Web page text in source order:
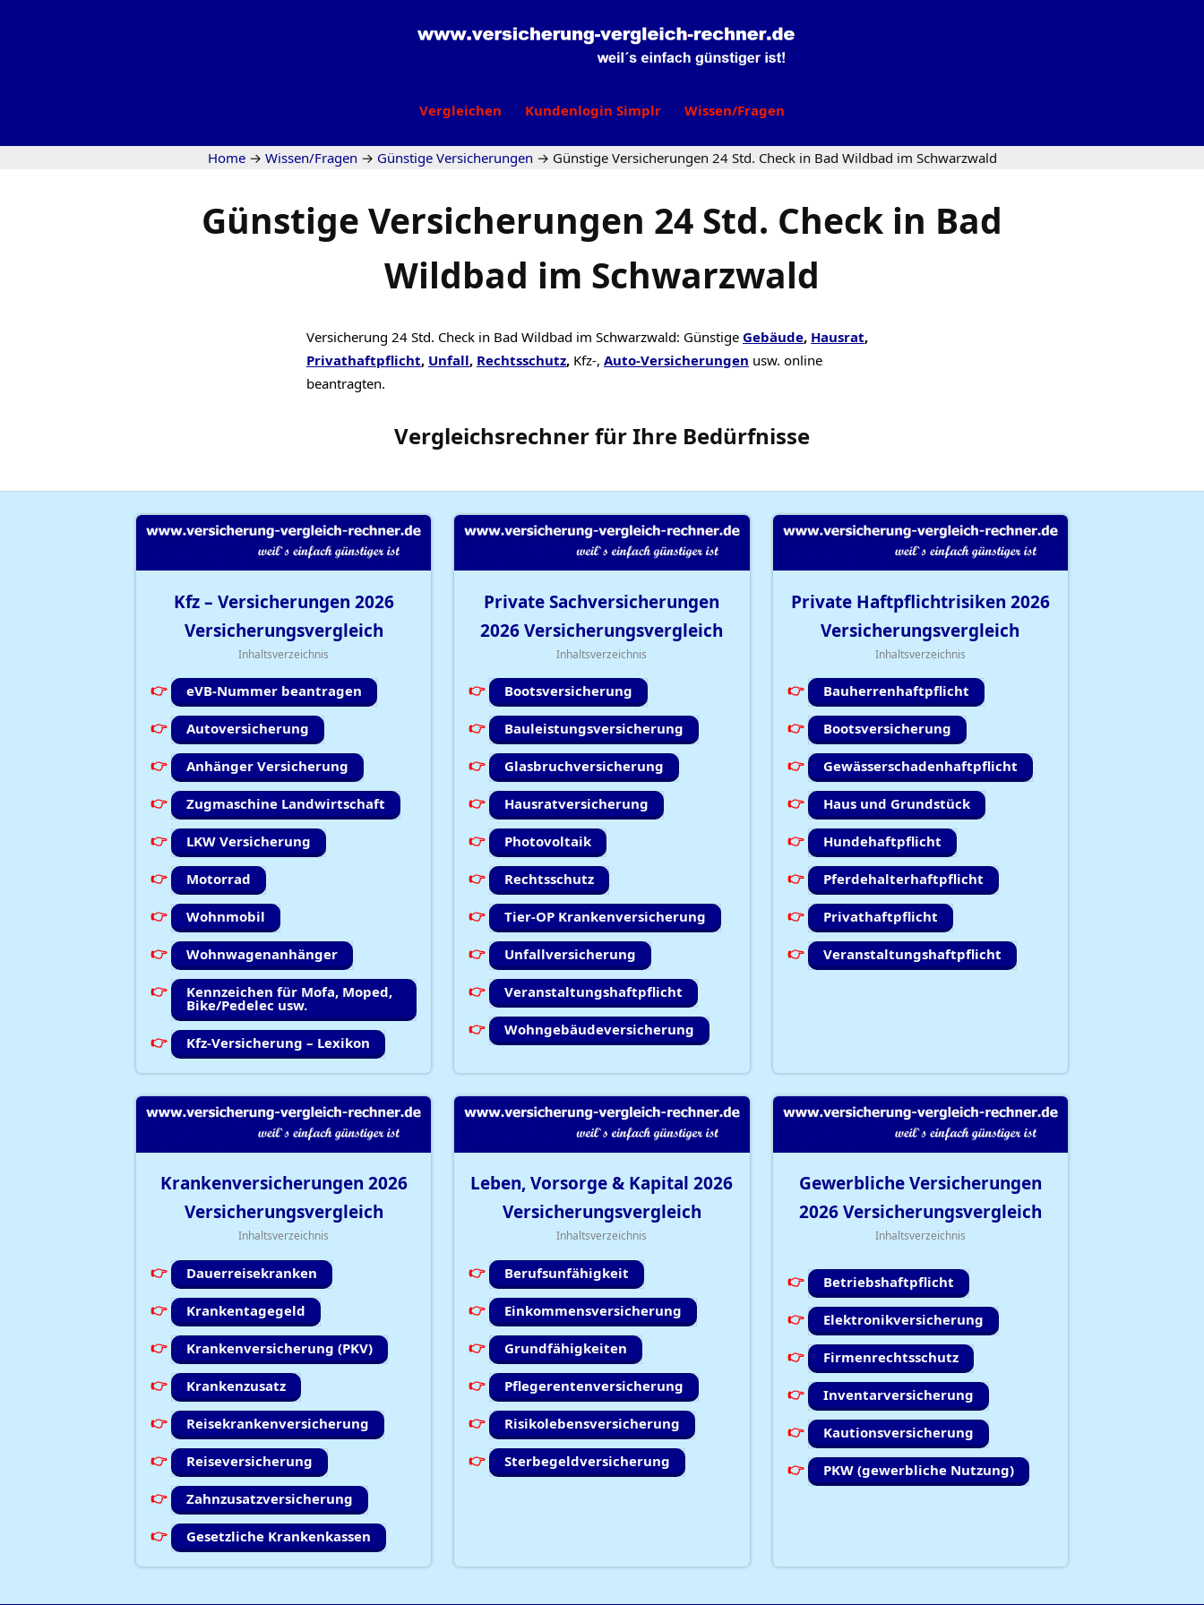
Vergleichen Kundenlogin Simplr Wissen/Fragen
Home → Wissen/Fragen → Günstige Versicherungen → Günstige Versicherungen 24 Std. Check in Bad Wildbad im Schwarzwald
Günstige Versicherungen 24 Std. Check in Bad
Wildbad im Schwarzwald
Versicherung 24 Std. Check in Bad Wildbad im Schwarzwald: Günstige Gebäude, Hausrat,
Privathaftpflicht, Unfall, Rechtsschutz, Kfz-, Auto-Versicherungen usw. online
beantragten.
Vergleichsrechnerfür Ihre Bedürfnisse
Kfz – Versicherungen 2026
Versicherungsvergleich
Inhaltsverzeichnis
eVB-Nummer beantragen
Autoversicherung
Anhänger Versicherung
Zugmaschine Landwirtschaft
LKW Versicherung
Motorrad
Wohnmobil
Wohnwagenanhänger
Kennzeichen für Mofa, Moped,
Bike/Pedelec usw.
Kfz-Versicherung – Lexikon
Private Sachversicherungen
2026Versicherungsvergleich
Inhaltsverzeichnis
Bootsversicherung
Bauleistungsversicherung
Glasbruchversicherung
Hausratversicherung
Photovoltaik
Rechtsschutz
Tier-OP Krankenversicherung
Unfallversicherung
Veranstaltungshaftpflicht
Wohngebäudeversicherung
Private Haftpflichtrisiken 2026
Versicherungsvergleich
Inhaltsverzeichnis
Bauherrenhaftpflicht
Bootsversicherung
Gewässerschadenhaftpflicht
Haus und Grundstück
Hundehaftpflicht
Pferdehalterhaftpflicht
Privathaftpflicht
Veranstaltungshaftpflicht
Krankenversicherungen 2026
Versicherungsvergleich
Inhaltsverzeichnis
Dauerreisekranken
Krankentagegeld
Krankenversicherung (PKV)
Krankenzusatz
Reisekrankenversicherung
Reiseversicherung
Zahnzusatzversicherung
Gesetzliche Krankenkassen
Leben, Vorsorge & Kapital2026
Versicherungsvergleich
Inhaltsverzeichnis
Berufsunfähigkeit
Einkommensversicherung
Grundfähigkeiten
Pflegerentenversicherung
Risikolebensversicherung
Sterbegeldversicherung
Gewerbliche Versicherungen
2026Versicherungsvergleich
Inhaltsverzeichnis
Betriebshaftpflicht
Elektronikversicherung
Firmenrechtsschutz
Inventarversicherung
Kautionsversicherung
PKW (gewerbliche Nutzung)